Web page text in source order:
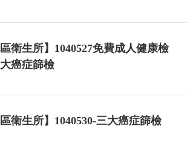
區衛生所】1040527免費成人健康檢
癌症篩檢
區衛生所】1040530-三大癌症篩檢